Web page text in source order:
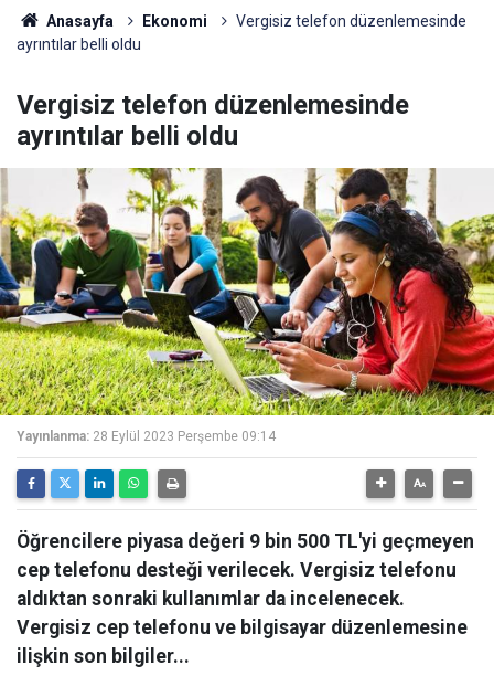
Anasayfa Ekonomi
Vergisiz telefon düzenlemesinde
ayrıntılar belli oldu
Vergisiz telefon düzenlemesinde
ayrıntılar belli oldu
Yayınlanma: 28 Eylül 2023 Perşembe 09:14
Öğrencilere piyasa değeri 9 bin 500 TL'yi geçmeyen
cep telefonu desteği verilecek. Vergisiz telefonu
aldıktan sonraki kullanımlar da incelenecek.
Vergisiz cep telefonu ve bilgisayar düzenlemesine
ilişkin son bilgiler...